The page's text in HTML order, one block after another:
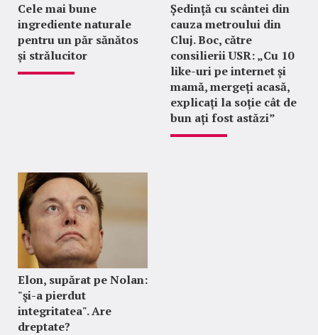
Cele mai bune
ingrediente naturale
pentru un păr sănătos
și strălucitor
Ședință cu scântei din
cauza metroului din
Cluj. Boc, către
consilierii USR: „Cu 10
like-uri pe internet și
mamă, mergeți acasă,
explicați la soție cât de
bun ați fost astăzi”
Elon, supărat pe Nolan:
"şi-a pierdut
integritatea". Are
dreptate?